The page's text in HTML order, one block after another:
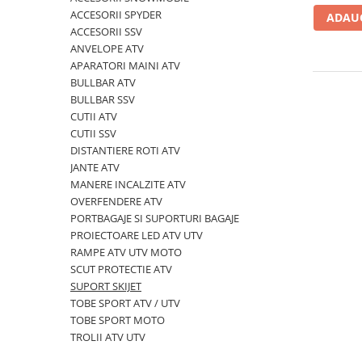
GOES MY 2026
MODEL ATV CAN-AM
Can-Am Outlander
Can-Am Renegade
CAN-AM MY 2026
Capacitate
200 - 400 cmc. (8)
400 - 600 cmc. (65)
600 - 800 cmc. (29)
800 - 1000 cmc. (81)
MOTOCICLETE
ACCESORII MOTO
ACCESORII IARNA ATV / SSV
SUPORT SKIJET
ACCESORII ATV
ANVELOPE ATV
BULLBAR SSV
ACCESORII SSV
ACCESORII SPYDER
ACCESORII SSV
ANVELOPE ATV
APARATORI MAINI ATV
BULLBAR ATV
BULLBAR SSV
CUTII ATV
CUTII SSV
DISTANTIERE ROTI ATV
JANTE ATV
MANERE INCALZITE ATV
OVERFENDERE ATV
PORTBAGAJE SI SUPORTURI BAGAJE
PROIECTOARE LED ATV UTV
RAMPE ATV UTV MOTO
SCUT PROTECTIE ATV
SUPORT SKIJET
TOBE SPORT ATV / UTV
TOBE SPORT MOTO
TROLII ATV UTV